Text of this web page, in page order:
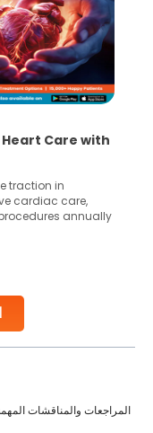
Care with
traction in
cardiac care,
annually
and
المراجعات والمناقشات